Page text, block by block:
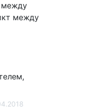
между
между